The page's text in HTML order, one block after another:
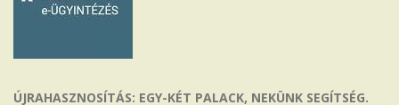
ÚJRAHASZNOSÍTÁS: EGY-KÉT PALACK, NEKÜNK SEGÍTSÉG.